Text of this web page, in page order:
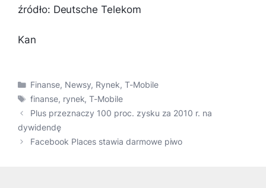
źródło: Deutsche Telekom
Kan
Kategorie
Finanse, Newsy, Rynek,T-Mobile
Tagi
finanse, rynek,T-Mobile
Plus przeznaczy 100 proc. zysku za 2010 r. na
dywidendę
Facebook Places stawia darmowe piwo